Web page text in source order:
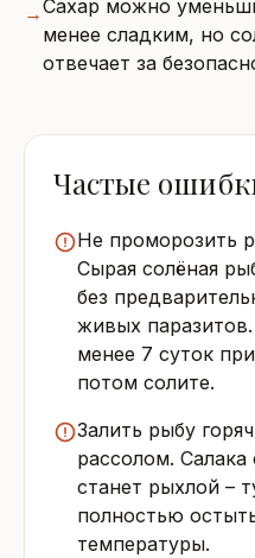
→Сахар можно
менее сладким, но
отвечает за
Частые
Не проморозить
Сырая солёная
без
живых
менее 7 суток
потом солите.
Залить рыбу
рассолом.
станет рыхлой –
полностью
температуры.